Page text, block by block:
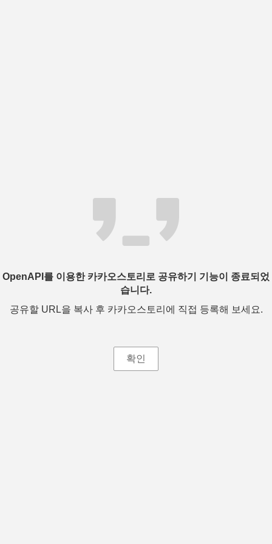
OpenAPI를 이용한 카카오스토리로 공유하기 기능이 종료되었
습니다.
공유할 URL을 복사 후 카카오스토리에 직접 등록해 보세요.
확인